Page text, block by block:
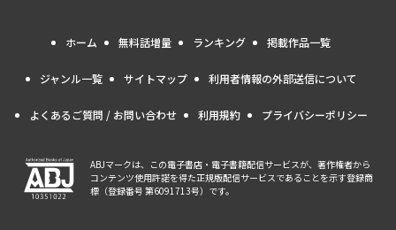
ホーム 無料話増量 ランキング 掲載作品一覧
ジャンル一覧 サイトマップ 利用者情報の外部送信について
よくあるご質問 / お問い合わせ 利用規約 プライバシーポリシー
ABJマークは、この電子書店・電子書籍配信サービスが、著作権者から
コンテンツ使用許諾を得た正規版配信サービスであることを示す登録商
標（登録番号 第6091713号）です。